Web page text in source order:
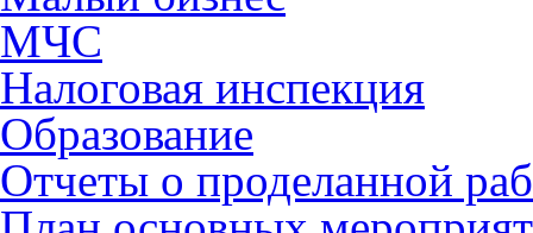
МЧС
Налоговая инспекция
Образование
Отчеты о проделанной